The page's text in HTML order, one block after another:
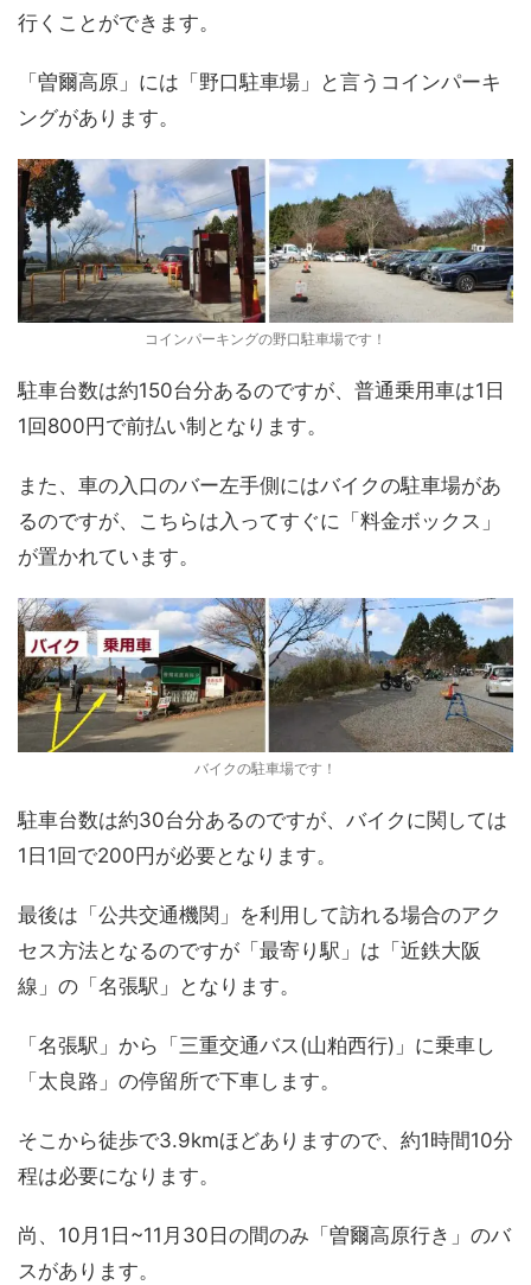
行くことができます。
「曽爾高原」には「野口駐車場」と言うコインパーキ
ングがあります。
コインパーキングの野口駐車場です！
駐車台数は約150台分あるのですが、普通乗用車は1日
1回800円で前払い制となります。
また、車の入口のバー左手側にはバイクの駐車場があ
るのですが、こちらは入ってすぐに「料金ボックス」
が置かれています。
バイクの駐車場です！
駐車台数は約30台分あるのですが、バイクに関しては
1日1回で200円が必要となります。
最後は「公共交通機関」を利用して訪れる場合のアク
セス方法となるのですが「最寄り駅」は「近鉄大阪
線」の「名張駅」となります。
「名張駅」から「三重交通バス(山粕西行)」に乗車し
「太良路」の停留所で下車します。
そこから徒歩で3.9kmほどありますので、約1時間10分
程は必要になります。
尚、10月1日~11月30日の間のみ「曽爾高原行き」のバ
スがあります。